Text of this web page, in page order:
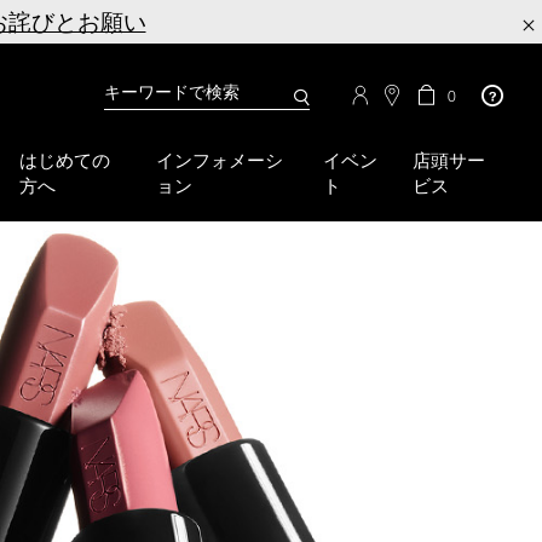
×
詫びとお願い
はじめての
方へ
インフォメーシ
ョン
イベン
ト
店頭サー
ビス
カ
タ
検
use
tab
key
(or
swipe
left
or
right
on
your
mobile
device)
to
カ
の
商
品
0